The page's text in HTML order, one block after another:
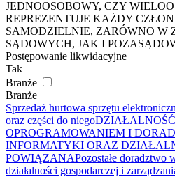
JEDNOOSOBOWY, CZY
REPREZENTUJE KAŻDY
SAMODZIELNIE, ZARÓWNO W
SĄDOWYCH, JAK I
Postępowanie likwidacyjne
Tak
Branże
Branże
Sprzedaż hurtowa sprzętu
oraz części do niego
OPROGRAMOWANIEM I
INFORMATYKI ORAZ
POWIĄZANAPozostałe doradztwo
działalności gospodarczej i